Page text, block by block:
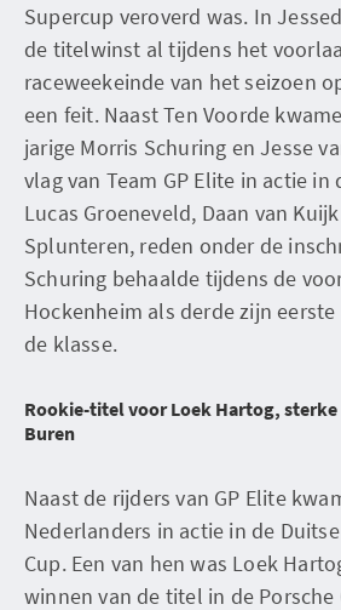
Supercup veroverd was. In
de titelwinst al tijdens het
raceweekeinde van het seizoen
een feit. Naast Ten Voorde
jarige Morris Schuring en Jesse
vlag van Team GP Elite in actie in
Lucas Groeneveld, Daan van
Splunteren, reden onder de
Schuring behaalde tijdens de
Hockenheim als derde zijn
de klasse.
Rookie-titel voor Loek Hartog, sterke
Buren
Naast de rijders van GP Elite
Nederlanders in actie in de
Cup. Een van hen was Loek
winnen van de titel in de Porsche